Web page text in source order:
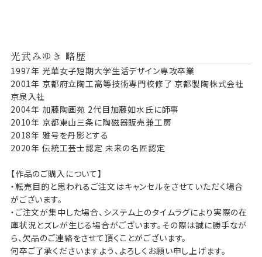
光武みゆき 略歴
1997年 光華女子短期大学生活デザイン専攻卒業
2001年 京都府立陶工高等技術専門校修了 京都製陶株式会社
京泉入社
2004年 加藤陶画苑 2代目加藤如水氏に師事
2010年 京都東山三条に陶磁器販売兼工房
2018年 雅号を丹影とする
2020年 伝統工芸士認定 未来の名匠認定
【作品のご購入について】
・転売目的と思われるご注文はキャンセルをさせていただく場合
がございます。
・ご注文が集中した場合、システム上のタイムラグにより実際の在
庫状況とズレが生じる場合がございます。その際は誠に勝手なが
ら、欠品のご連絡をさせて頂くことがございます。
何卒ご了承くださいますよう、よろしくお願い申し上げます。